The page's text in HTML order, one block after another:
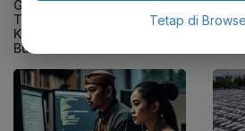
Gen Z Sulit Dapat Kerja, 3
Tahun Menganggur Meski
Kirim 300 Lamaran per
Bulan
Tetap di